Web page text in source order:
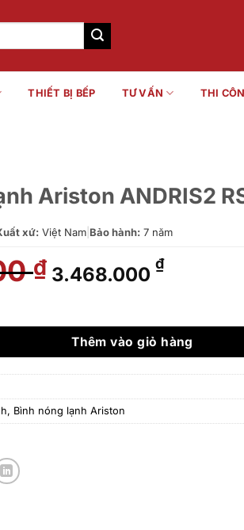
THIẾT BỊ BẾP TƯ VẤN THI
Ariston ANDRIS2
xứ: Việt Nam Bảo hành: 7 năm
₫ Giá
gốc
4.080.000 ₫.
3.468.000 ₫Giá
là:
RS - 15 Lít số lượng
Thêm vào giỏ hàng
, Bình nóng lạnh Ariston